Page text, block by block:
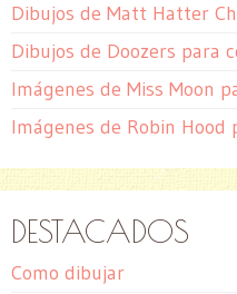
Dibujos de Matt Hatter
Dibujos de Doozers para
Imágenes de Miss Moon
Imágenes de Robin Hood
DESTACADOS
Como dibujar